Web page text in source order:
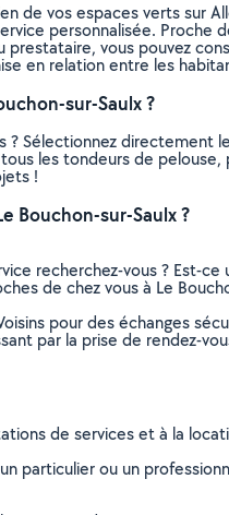
de vos espaces verts sur
personnalisée.
prestataire, vous pouvez
en relation entre les
sur-Saulx ?
? Sélectionnez
les tondeurs de
!
Bouchon-sur-Saulx ?
recherchez-vous ? Est-
de chez vous à Le
pour des échanges
par la prise de rendez-
de services et à la
particulier ou un